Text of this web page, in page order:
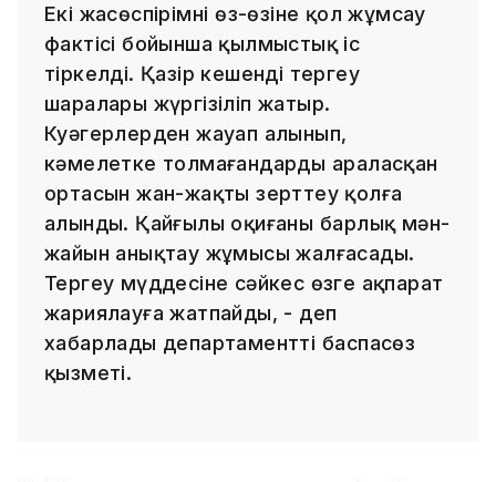
Екі жасөспірімнің өз-өзіне қол жұмсау
фактісі бойынша қылмыстық іс
тіркелді. Қазір кешенді тергеу
шаралары жүргізіліп жатыр.
Куәгерлерден жауап алынып,
кәмелетке толмағандардың араласқан
ортасын жан-жақты зерттеу қолға
алынды. Қайғылы оқиғаның барлық мән-
жайын анықтау жұмысы жалғасады.
Тергеу мүддесіне сәйкес өзге ақпарат
жариялауға жатпайды, - деп
хабарлады департаменттің баспасөз
қызметі.